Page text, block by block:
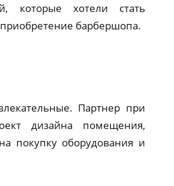
которые хотели стать
барбершопа.
Партнер при
дизайна помещения,
покупку оборудования и